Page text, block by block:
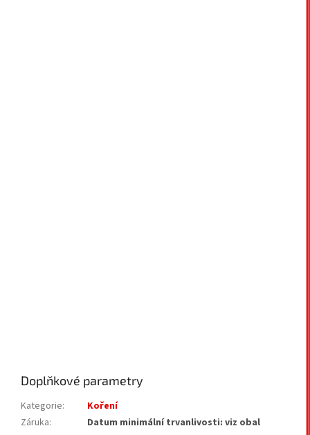
Doplňkové parametry
Kategorie:
Koření
Záruka:
Datum minimální trvanlivosti: viz obal